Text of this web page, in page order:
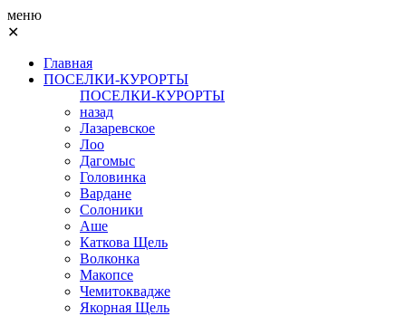
меню
✕
Главная
ПОСЕЛКИ-КУРОРТЫ
ПОСЕЛКИ-КУРОРТЫ
назад
Лазаревское
Лоо
Дагомыс
Головинка
Вардане
Солоники
Аше
Каткова Щель
Волконка
Макопсе
Чемитоквадже
Якорная Щель